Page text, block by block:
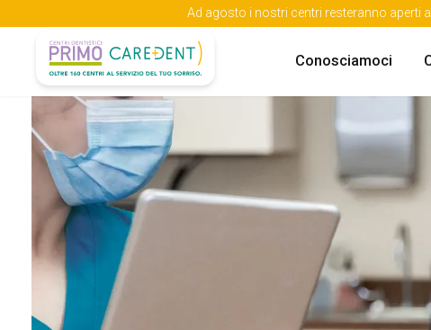
Ad agosto i nostri centri resteranno aperti
Conosciamoci